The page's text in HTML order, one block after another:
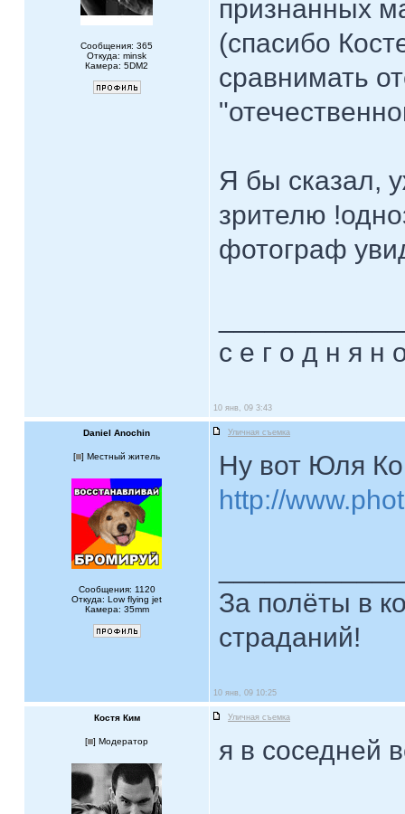
Сообщения: 365
Откуда: minsk
Камера: 5DM2
признанных
(спасибо
сравнимать
Я бы сказал,
зрителю
фотограф
с е г о д н я н
10 янв, 09 3:43
Daniel Anochin Уличная съемка
[ ] Местный житель
Сообщения: 1120
Откуда: Low flying jet
Камера: 35mm
Ну вот Юля
http://
За полёты в
страданий!
10 янв, 09 10:25
Костя Ким Уличная съемка
[ ] Модератор я в соседней